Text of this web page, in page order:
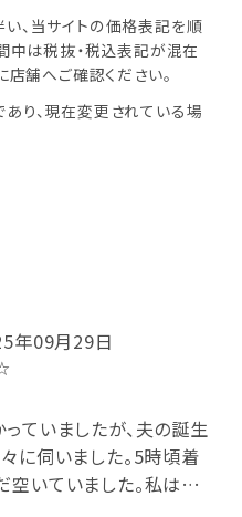
、当サイトの価格表記を順
中は税抜・税込表記が混在
舗へご確認ください。
り、現在変更されている場
年09月29日
ていましたが、夫の誕生
に伺いました。5時頃着
いていました。私は大